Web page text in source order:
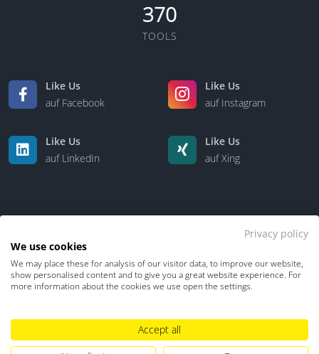
370
TOOLS
Like Us
auf Facebook
Like Us
auf Instagram
Like Us
auf LinkedIn
Like Us
auf Xing
Kontakt Über uns
Impressum
Hinweisgebersystem
Umgang mit KI
Privacy policy
We use cookies
We may place these for analysis of our visitor data, to improve our website,
show personalised content and to give you a great website experience. For
more information about the cookies we use open the settings.
Accept all